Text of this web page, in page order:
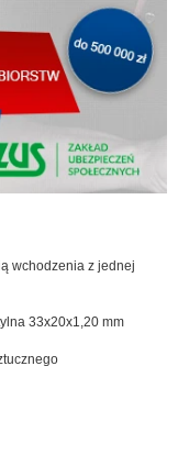
wchodzenia z jednej
33x20x1,20 mm